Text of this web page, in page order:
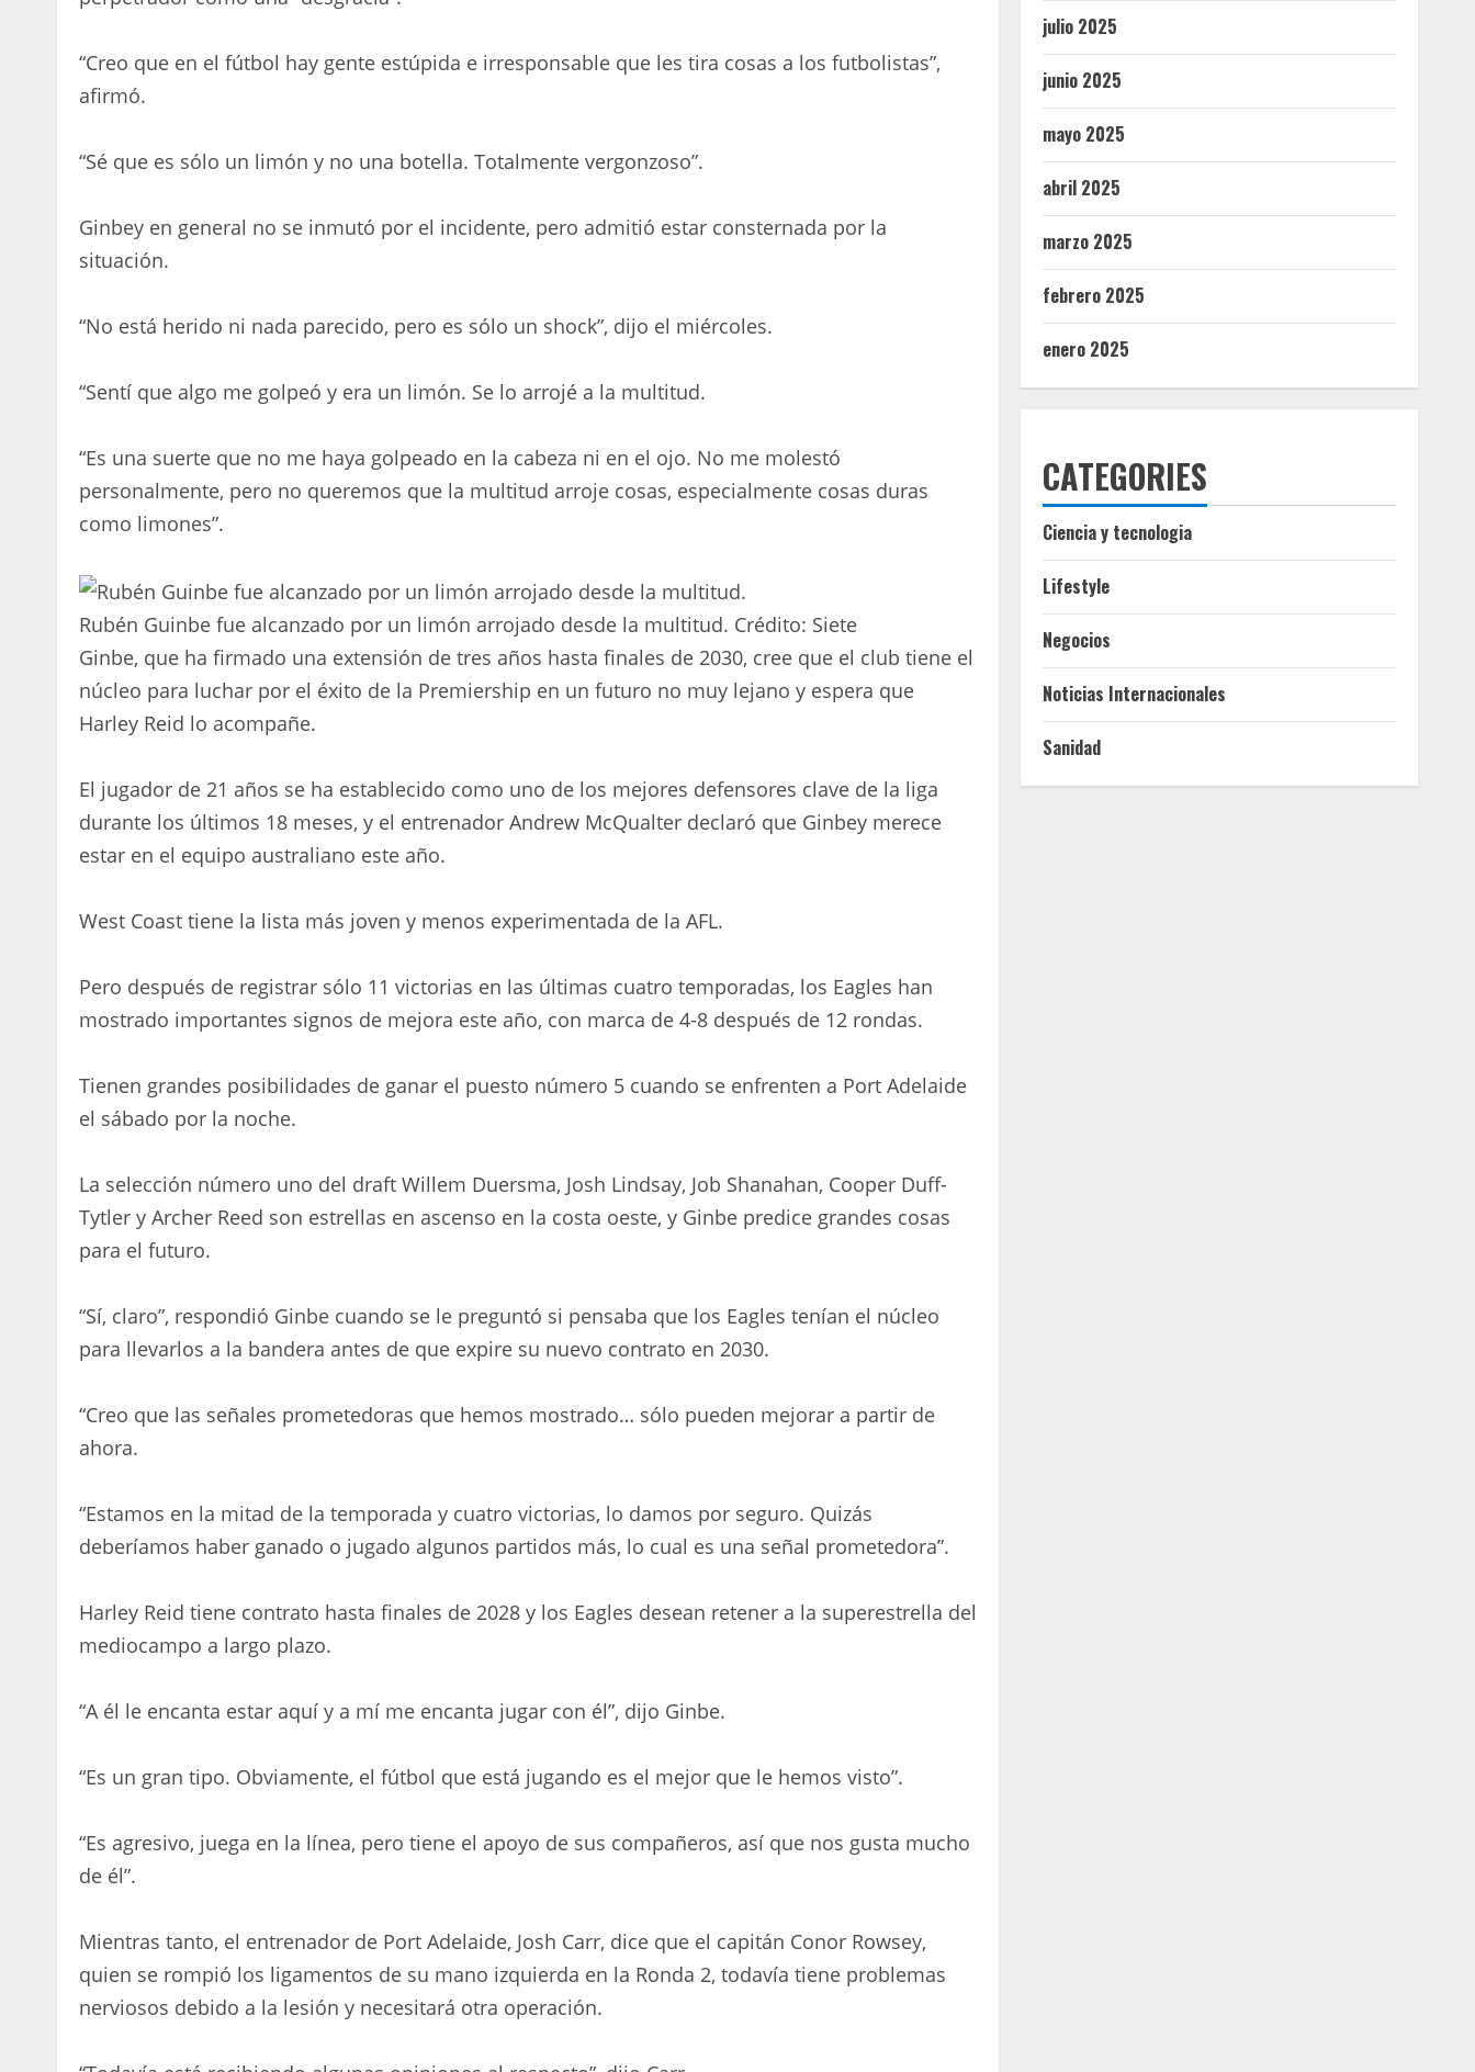
“Creo que en el fútbol hay gente estúpida e irresponsable que les tira cosas a los futbolistas”,
afirmó.
“Sé que es sólo un limón y no una botella. Totalmente vergonzoso”.
Ginbey en general no se inmutó por el incidente, pero admitió estar consternada por la
situación.
“No está herido ni nada parecido, pero es sólo un shock”, dijo el miércoles.
“Sentí que algo me golpeó y era un limón. Se lo arrojé a la multitud.
“Es una suerte que no me haya golpeado en la cabeza ni en el ojo. No me molestó
personalmente, pero no queremos que la multitud arroje cosas, especialmente cosas duras
como limones”.
Rubén Guinbe fue alcanzado por un limón arrojado desde la multitud. Crédito: Siete
Ginbe, que ha firmado una extensión de tres años hasta finales de 2030, cree que el club tiene el
núcleo para luchar por el éxito de la Premiership en un futuro no muy lejano y espera que
Harley Reid lo acompañe.
El jugador de 21 años se ha establecido como uno de los mejores defensores clave de la liga
durante los últimos 18 meses, y el entrenador Andrew McQualter declaró que Ginbey merece
estar en el equipo australiano este año.
West Coast tiene la lista más joven y menos experimentada de la AFL.
Pero después de registrar sólo 11 victorias en las últimas cuatro temporadas, los Eagles han
mostrado importantes signos de mejora este año, con marca de 4-8 después de 12 rondas.
Tienen grandes posibilidades de ganar el puesto número 5 cuando se enfrenten a Port Adelaide
el sábado por la noche.
La selección número uno del draft Willem Duersma, Josh Lindsay, Job Shanahan, Cooper Duff-
Tytler y Archer Reed son estrellas en ascenso en la costa oeste, y Ginbe predice grandes cosas
para el futuro.
“Sí, claro”, respondió Ginbe cuando se le preguntó si pensaba que los Eagles tenían el núcleo
para llevarlos a la bandera antes de que expire su nuevo contrato en 2030.
“Creo que las señales prometedoras que hemos mostrado… sólo pueden mejorar a partir de
ahora.
“Estamos en la mitad de la temporada y cuatro victorias, lo damos por seguro. Quizás
deberíamos haber ganado o jugado algunos partidos más, lo cual es una señal prometedora”.
Harley Reid tiene contrato hasta finales de 2028 y los Eagles desean retener a la superestrella del
mediocampo a largo plazo.
“A él le encanta estar aquí y a mí me encanta jugar con él”, dijo Ginbe.
“Es un gran tipo. Obviamente, el fútbol que está jugando es el mejor que le hemos visto”.
“Es agresivo, juega en la línea, pero tiene el apoyo de sus compañeros, así que nos gusta mucho
de él”.
Mientras tanto, el entrenador de Port Adelaide, Josh Carr, dice que el capitán Conor Rowsey,
quien se rompió los ligamentos de su mano izquierda en la Ronda 2, todavía tiene problemas
nerviosos debido a la lesión y necesitará otra operación.
julio 2025
junio 2025
mayo 2025
abril 2025
marzo 2025
febrero 2025
enero 2025
CATEGORIES
Ciencia y tecnologia
Lifestyle
Negocios
Noticias Internacionales
Sanidad